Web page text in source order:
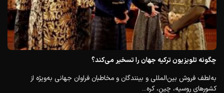
چگونه تلویزیون ترکیه جهان را تسخیر می‌کند؟
به‌لطف فروش بین‌المللی و بینندگان و مخاطبان فراوان جهانی به‌ویژه از
کشورهای روسیه، چین، کره...